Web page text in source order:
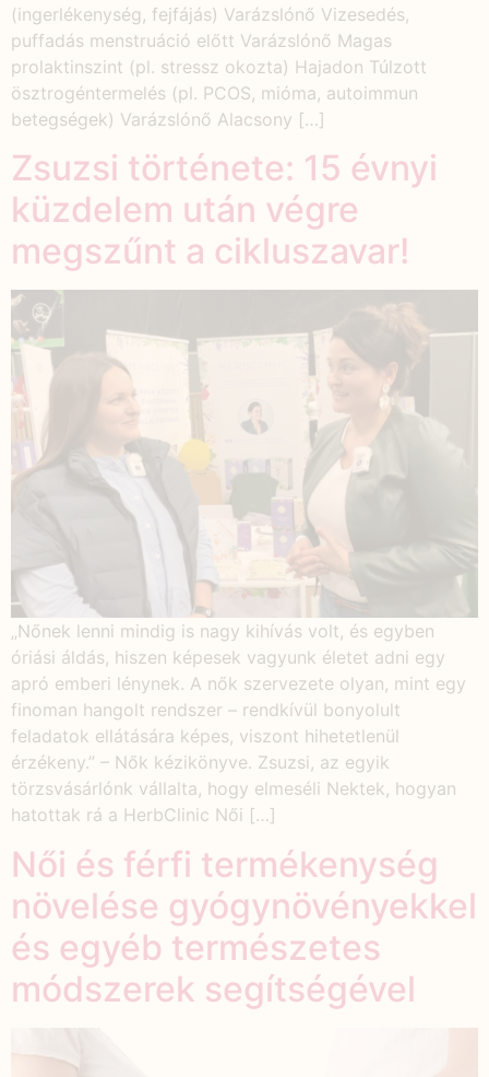
(ingerlékenység, fejfájás) Varázslónő Vizesedés,
puffadás menstruáció előtt Varázslónő Magas
prolaktinszint (pl. stressz okozta) Hajadon Túlzott
ösztrogéntermelés (pl. PCOS, mióma, autoimmun
betegségek) Varázslónő Alacsony […]
Zsuzsi története: 15 évnyi
küzdelem után végre
megszűnt a cikluszavar!
„Nőnek lenni mindig is nagy kihívás volt, és egyben
óriási áldás, hiszen képesek vagyunk életet adni egy
apró emberi lénynek. A nők szervezete olyan, mint egy
finoman hangolt rendszer – rendkívül bonyolult
feladatok ellátására képes, viszont hihetetlenül
érzékeny.” – Nők kézikönyve. Zsuzsi, az egyik
törzsvásárlónk vállalta, hogy elmeséli Nektek, hogyan
hatottak rá a HerbClinic Női […]
Női és férfi termékenység
növelése gyógynövényekkel
és egyéb természetes
módszerek segítségével